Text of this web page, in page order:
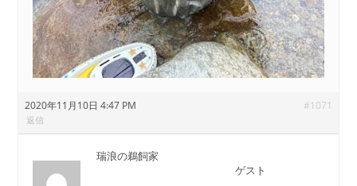
2020年11月10日 4:47 PM #1071
返信
瑞浪の鵜飼家
ゲスト